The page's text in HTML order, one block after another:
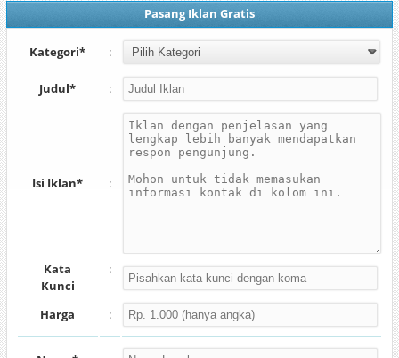
Pasang Iklan Gratis
Kategori* :
Judul* :
Isi Iklan* :
Kata
Kunci
:
Harga :